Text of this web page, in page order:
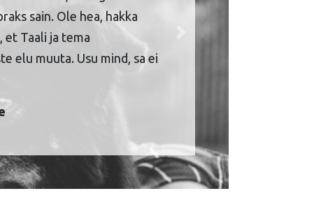
sain. Ole hea, hakka
et Taali ja tema
elu muuta. Usu mind, sa ei
Next